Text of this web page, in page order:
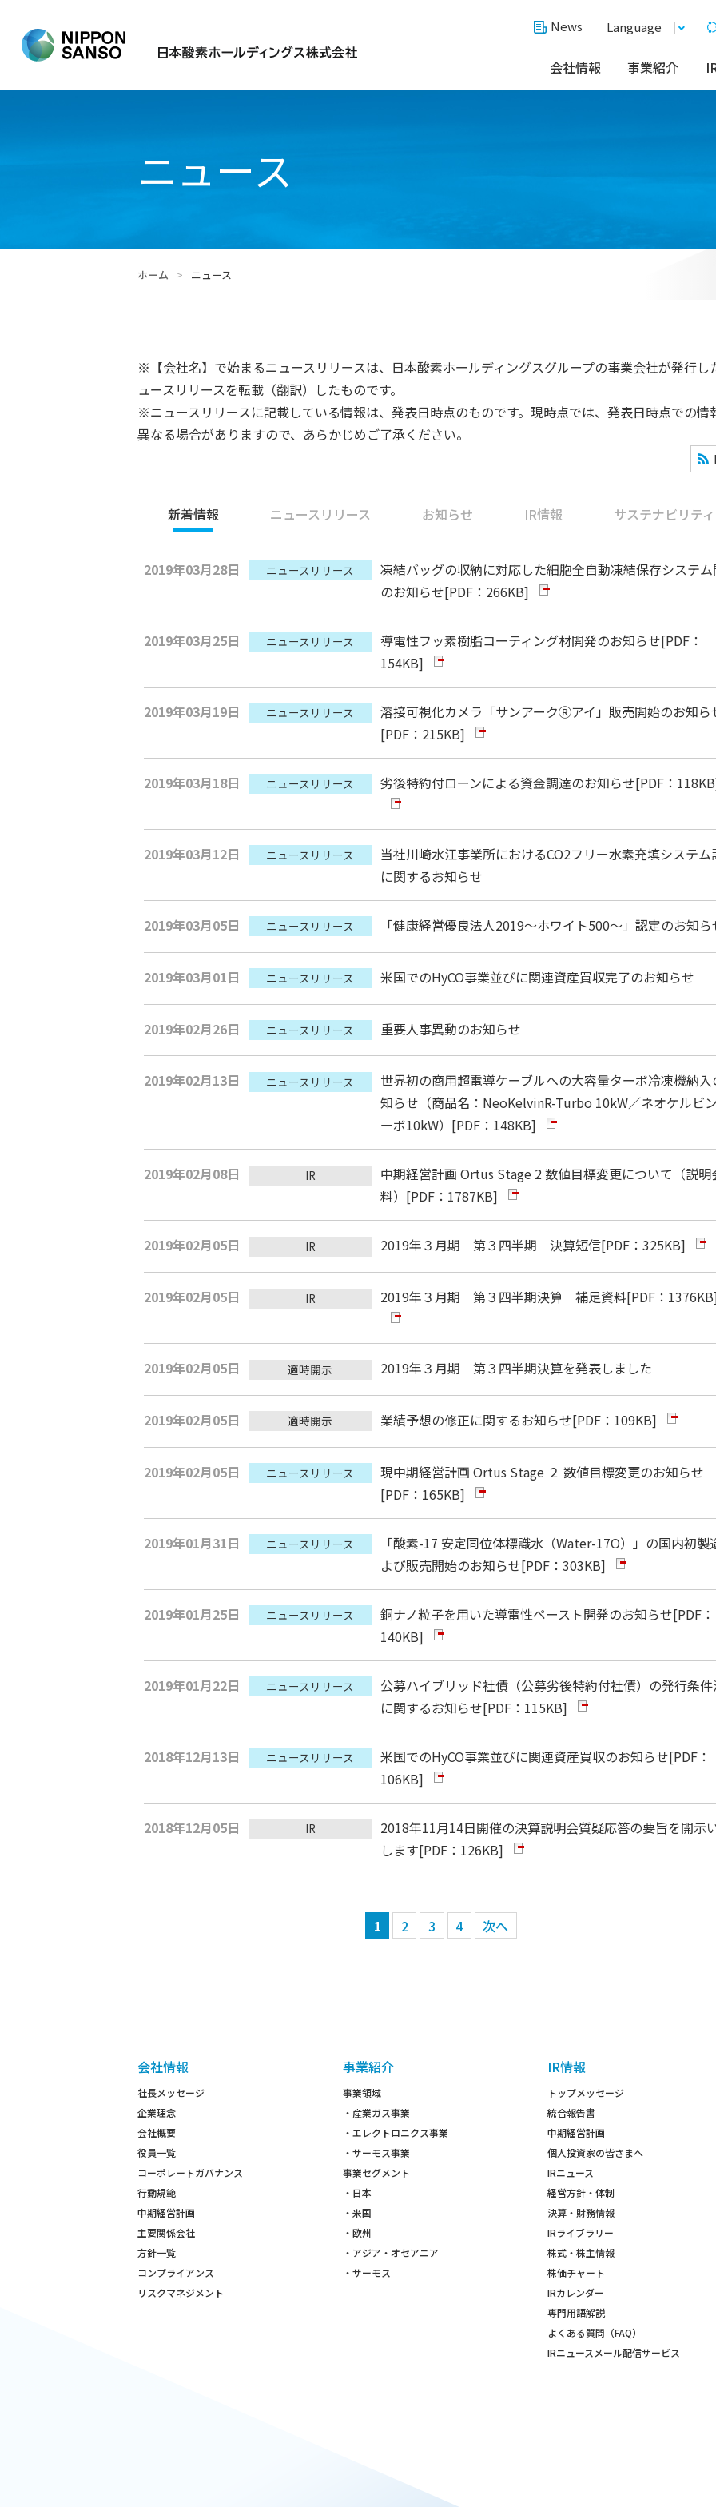
News Language
会社情報 事業紹介
ニュース
ホーム > ニュース
※【会社名】で始まるニュースリリースは、日本酸素ホールディングスグループの事業会社が発行し
ュースリリースを転載（翻訳）したものです。
※ニュースリリースに記載している情報は、発表日時点のものです。現時点では、発表日時点での情
異なる場合がありますので、あらかじめご了承ください。
新着情報 ニュースリリース お知らせ IR情報 サステナビリティ
2019年03月28日 ニュースリリース
凍結バッグの収納に対応した細胞全自動凍結保存システム
のお知らせ[PDF：266KB]
2019年03月25日 ニュースリリース 導電性フッ素樹脂コーティング材開発のお知らせ[PDF：
154KB]
2019年03月19日 ニュースリリース
溶接可視化カメラ「サンアークⓇアイ」販売開始のお知ら
[PDF：215KB]
2019年03月18日 ニュースリリース 劣後特約付ローンによる資金調達のお知らせ[PDF：
2019年03月12日 ニュースリリース
当社川崎水江事業所におけるCO2フリー水素充填システム
に関するお知らせ
2019年03月05日 ニュースリリース 「健康経営優良法人2019～ホワイト500～」認定のお知ら
2019年03月01日 ニュースリリース 米国でのHyCO事業並びに関連資産買収完了のお知らせ
2019年02月26日 ニュースリリース 重要人事異動のお知らせ
2019年02月13日 ニュースリリース
世界初の商用超電導ケーブルへの大容量ターボ冷凍機納入
知らせ（商品名：NeoKelvinR-Turbo 10kW／ネオケルビ
ーボ10kW） [PDF：148KB]
2019年02月08日 IR
中期経営計画 Ortus Stage 2 数値目標変更について（説明
料） [PDF：1787KB]
2019年02月05日 IR 2019年３月期 第３四半期 決算短信[PDF：325KB]
2019年02月05日 IR 2019年３月期 第３四半期決算 補足資料[PDF：
2019年02月05日 適時開示 2019年３月期 第３四半期決算を発表しました
2019年02月05日 適時開示 業績予想の修正に関するお知らせ[PDF：109KB]
2019年02月05日 ニュースリリース
現中期経営計画 Ortus Stage ２ 数値目標変更のお知らせ
[PDF：165KB]
2019年01月31日 ニュースリリース
「酸素-17 安定同位体標識水（Water-17O）」の国内初製
よび販売開始のお知らせ[PDF：303KB]
2019年01月25日 ニュースリリース 銅ナノ粒子を用いた導電性ペースト開発のお知らせ[PDF：
140KB]
2019年01月22日 ニュースリリース
公募ハイブリッド社債（公募劣後特約付社債）の発行条件
に関するお知らせ[PDF：115KB]
2018年12月13日 ニュースリリース 米国でのHyCO事業並びに関連資産買収のお知らせ[PDF：
106KB]
2018年12月05日 IR
2018年11月14日開催の決算説明会質疑応答の要旨を開示
します[PDF：126KB]
1 2 3 4 次へ
会社情報
社長メッセージ
企業理念
会社概要
役員一覧
コーポレートガバナンス
行動規範
中期経営計画
主要関係会社
方針一覧
コンプライアンス
リスクマネジメント
事業紹介
事業領域
・産業ガス事業
・エレクトロニクス事業
・サーモス事業
事業セグメント
・日本
・米国
・欧州
・アジア・オセアニア
・サーモス
IR情報
トップメッセージ
統合報告書
中期経営計画
個人投資家の皆さまへ
IRニュース
経営方針・体制
決算・財務情報
IRライブラリー
株式・株主情報
株価チャート
IRカレンダー
専門用語解説
よくある質問（FAQ）
IRニュースメール配信サービス